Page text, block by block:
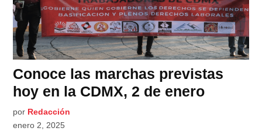
Conoce las marchas previstas
hoy en la CDMX, 2 de enero
por Redacción
enero 2, 2025